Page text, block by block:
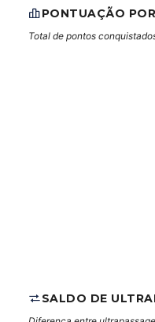
PONTUAÇÃO
Total de pontos
SALDO DE